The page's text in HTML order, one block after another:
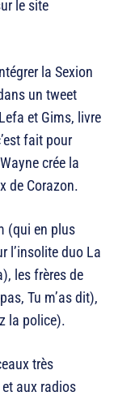
le site
la Sexion
un tweet
et Gims, livre
fait pour
crée la
de Corazon.
(qui en plus
l’insolite duo La
les frères de
Tu m’as dit),
la police).
très
aux radios